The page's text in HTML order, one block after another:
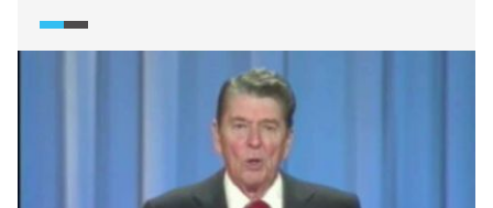
Pučisté však brzy ztratili podporu armády a proti nim
následně stal vítězem tohoto mocenského střetu.
Na konci roku 1991 Sovětský svaz přestal existovat. Co
se dělo dál a jaké poučení si z toho můžeme vzít?